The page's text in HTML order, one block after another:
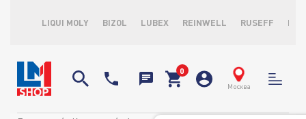
LIQUI MOLY BIZOL LUBEX REINWELL RUSEFF
Москва